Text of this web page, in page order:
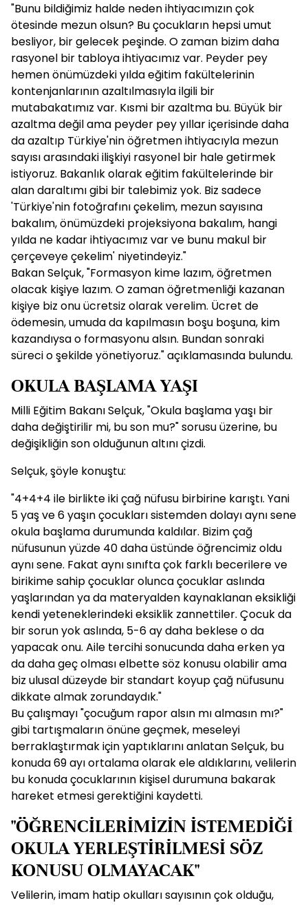
"Bunu bildiğimiz halde neden ihtiyacımızın çok
ötesinde mezun olsun? Bu çocukların hepsi umut
besliyor, bir gelecek peşinde. O zaman bizim daha
rasyonel bir tabloya ihtiyacımız var. Peyder pey
hemen önümüzdeki yılda eğitim fakültelerinin
kontenjanlarının azaltılmasıyla ilgili bir
mutabakatımız var. Kısmi bir azaltma bu. Büyük bir
azaltma değil ama peyder pey yıllar içerisinde daha
da azaltıp Türkiye'nin öğretmen ihtiyacıyla mezun
sayısı arasındaki ilişkiyi rasyonel bir hale getirmek
istiyoruz. Bakanlık olarak eğitim fakültelerinde bir
alan daraltımı gibi bir talebimiz yok. Biz sadece
'Türkiye'nin fotoğrafını çekelim, mezun sayısına
bakalım, önümüzdeki projeksiyona bakalım, hangi
yılda ne kadar ihtiyacımız var ve bunu makul bir
çerçeveye çekelim' niyetindeyiz."
Bakan Selçuk, "Formasyon kime lazım, öğretmen
olacak kişiye lazım. O zaman öğretmenliği kazanan
kişiye biz onu ücretsiz olarak verelim. Ücret de
ödemesin, umuda da kapılmasın boşu boşuna, kim
kazandıysa o formasyonu alsın. Bundan sonraki
süreci o şekilde yönetiyoruz." açıklamasında bulundu.
OKULA BAŞLAMA YAŞI
Milli Eğitim Bakanı Selçuk, "Okula başlama yaşı bir
daha değiştirilir mi, bu son mu?" sorusu üzerine, bu
değişikliğin son olduğunun altını çizdi.
Selçuk, şöyle konuştu:
"4+4+4 ile birlikte iki çağ nüfusu birbirine karıştı. Yani
5 yaş ve 6 yaşın çocukları sistemden dolayı aynı sene
okula başlama durumunda kaldılar. Bizim çağ
nüfusunun yüzde 40 daha üstünde öğrencimiz oldu
aynı sene. Fakat aynı sınıfta çok farklı becerilere ve
birikime sahip çocuklar olunca çocuklar aslında
yaşlarından ya da materyalden kaynaklanan eksikliği
kendi yeteneklerindeki eksiklik zannettiler. Çocuk da
bir sorun yok aslında, 5-6 ay daha beklese o da
yapacak onu. Aile tercihi sonucunda daha erken ya
da daha geç olması elbette söz konusu olabilir ama
biz ulusal düzeyde bir standart koyup çağ nüfusunu
dikkate almak zorundaydık."
Bu çalışmayı "çocuğum rapor alsın mı almasın mı?"
gibi tartışmaların önüne geçmek, meseleyi
berraklaştırmak için yaptıklarını anlatan Selçuk, bu
konuda 69 ayı ortalama olarak ele aldıklarını, velilerin
bu konuda çocuklarının kişisel durumuna bakarak
hareket etmesi gerektiğini kaydetti.
"ÖĞRENCİLERİMİZİN İSTEMEDİĞİ
OKULA YERLEŞTİRİLMESİ SÖZ
KONUSU OLMAYACAK"
Velilerin, imam hatip okulları sayısının çok olduğu,